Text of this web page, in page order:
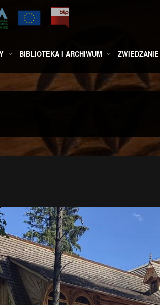
BIBLIOTEKA I ARCHIWUM ZWIEDZANIE